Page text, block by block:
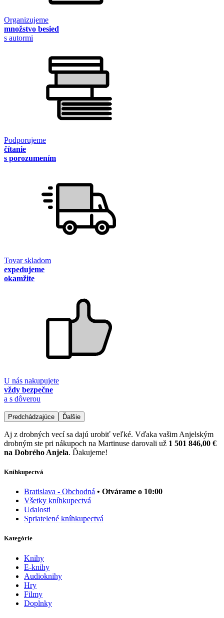
Organizujeme
množstvo besied
s autormi
Podporujeme
čítanie
s porozumením
Tovar skladom
expedujeme
okamžite
U nás nakupujete
vždy bezpečne
a s dôverou
Predchádzajúce Ďalšie
Aj z drobných vecí sa dajú urobiť veľké. Vďaka vašim Anjelským
drobným ste pri nákupoch na Martinuse darovali už 1 501 846,00 €
na Dobrého Anjela. Ďakujeme!
Kníhkupectvá
Bratislava - Obchodná • Otvárame o 10:00
Všetky kníhkupectvá
Udalosti
Spriatelené kníhkupectvá
Kategórie
Knihy
E-knihy
Audioknihy
Hry
Filmy
Doplnky